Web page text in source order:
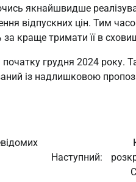
якнайшвидше
відпускних цін. Тим
краще тримати її в
грудня 2024 року.
із надлишковою
Наступний: